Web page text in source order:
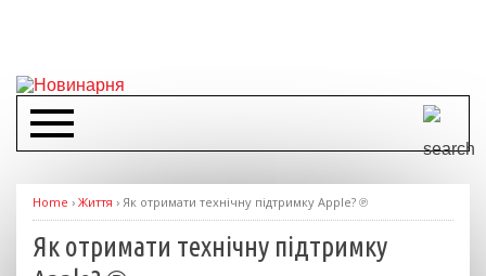
Home › Життя › Як отримати технічну підтримку Apple? ℗
Як отримати технічну підтримку